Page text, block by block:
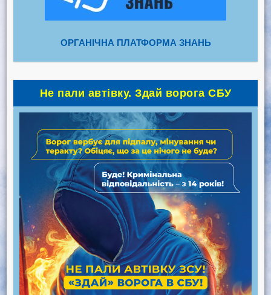
ОРГАНІЧНА ПЛАТФОРМА ЗНАНЬ
Не пали автівку. Здай ворога СБУ